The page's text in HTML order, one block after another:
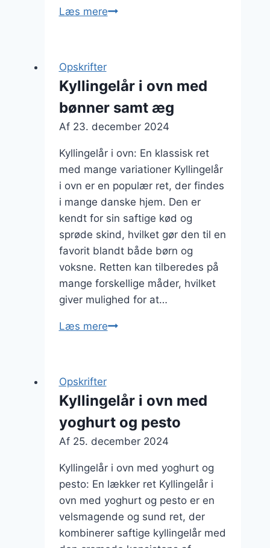
Læs mereKyllingelår
rosmarin
Opskrifter
Kyllingelår i ovn med
bønner samt æg
Af 23. december 2024
Kyllingelår i ovn: En klassisk ret
med mange variationer Kyllingelår
i ovn er en populær ret, der findes
i mange danske hjem. Den er
kendt for sin saftige kød og
sprøde skind, hvilket gør den til en
favorit blandt både børn og
voksne. Retten kan tilberedes på
mange forskellige måder, hvilket
giver mulighed for at…
Læs mereKyllingelår
bønner
samt
æg
Opskrifter
Kyllingelår i ovn med
yoghurt og pesto
Af 25. december 2024
Kyllingelår i ovn med yoghurt og
pesto: En lækker ret Kyllingelår i
ovn med yoghurt og pesto er en
velsmagende og sund ret, der
kombinerer saftige kyllingelår med